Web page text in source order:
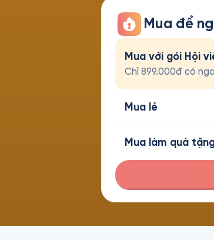
Mua để
Mua với gói Hội
Chỉ 899.000đ có
Mua lẻ
Mua làm quà